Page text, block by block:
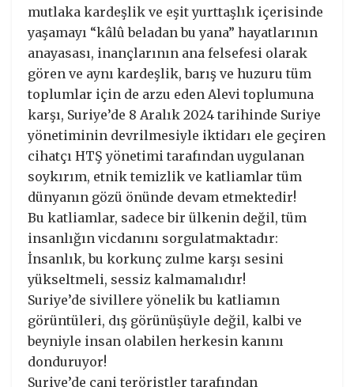
mutlaka kardeşlik ve eşit yurttaşlık içerisinde
yaşamayı “kâlû beladan bu yana” hayatlarının
anayasası, inançlarının ana felsefesi olarak
gören ve aynı kardeşlik, barış ve huzuru tüm
toplumlar için de arzu eden Alevi toplumuna
karşı, Suriye’de 8 Aralık 2024 tarihinde Suriye
yönetiminin devrilmesiyle iktidarı ele geçiren
cihatçı HTŞ yönetimi tarafından uygulanan
soykırım, etnik temizlik ve katliamlar tüm
dünyanın gözü önünde devam etmektedir!
Bu katliamlar, sadece bir ülkenin değil, tüm
insanlığın vicdanını sorgulatmaktadır:
İnsanlık, bu korkunç zulme karşı sesini
yükseltmeli, sessiz kalmamalıdır!
Suriye’de sivillere yönelik bu katliamın
görüntüleri, dış görünüşüyle değil, kalbi ve
beyniyle insan olabilen herkesin kanını
donduruyor!
Suriye’de cani teröristler tarafından